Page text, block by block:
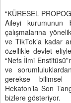
“KÜRESEL
Aileyi kurumunun
çalışmalarına
ve TikTok’a kadar
özellikle devlet
“Nefs İlmi
ve
gerekse bilimsel
Hekaton’la Son
bizlere gösteriyor.